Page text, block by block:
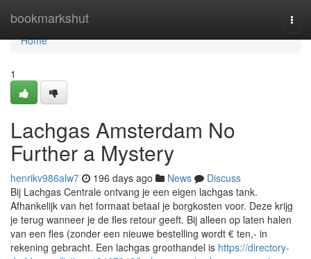
bookmarkshut
Home
Home
1
Lachgas Amsterdam No
Further a Mystery
henrikv986alw7 196 days ago News
Discuss
Bij Lachgas Centrale ontvang je een eigen lachgas tank.
Afhankelijk van het formaat betaal je borgkosten voor. Deze krijg
je terug wanneer je de fles retour geeft. Bij alleen op laten halen
van een fles (zonder een nieuwe bestelling wordt € ten,- in
rekening gebracht. Een lachgas groothandel is https://directory-